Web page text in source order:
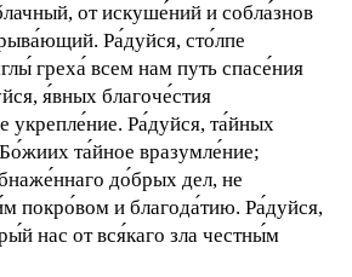
от искуше́ний и собла́знов
Ра́дуйся, сто́лпе
греха́ всем нам путь спасе́ния
я́вных благоче́стия
укрепле́ние. Ра́дуйся, та́йных
та́йное вразумле́ние;
до́брых дел, не
покро́вом и благода́тию. Ра́дуйся,
нас от вся́каго зла честны́м